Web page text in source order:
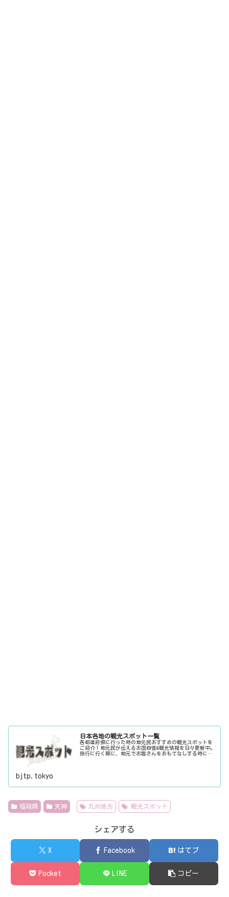
日本各地の観光スポット一覧
各都道府県に行った時の地元民おすすめの観光スポットを
ご紹介！地元民が伝えるお国自慢&観光情報を日々更新中。
旅行に行く際に、地元でお客さんをおもてなしする時に、
bjtp.tokyo
福岡県 天神 九州地方 観光スポット
シェアする
X Facebook はてブ
Pocket LINE コピー